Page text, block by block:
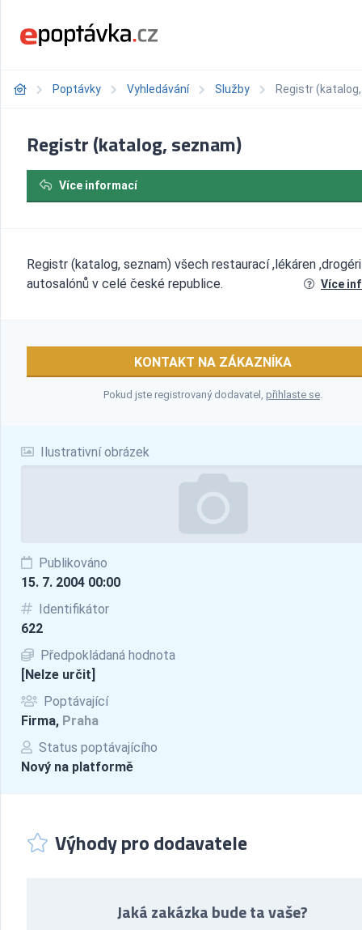
Poptávky Vyhledávání Služby Registr
Ilustrativní obrázek
Publikováno
15. 7. 2004 00:00
Identifikátor
622
Předpokládaná hodnota
[Nelze určit]
Poptávající
Firma, Praha
Status poptávajícího
Nový na platformě
Registr (katalog, seznam)
Více informací
Registr (katalog, seznam) všech restaurací ,lékáren
autosalónů v celé české republice.
Více
KONTAKT NA ZÁKAZNÍKA
Pokud jste registrovaný dodavatel, přihlaste se.
Výhody pro dodavatele
Jaká zakázka bude ta vaše?